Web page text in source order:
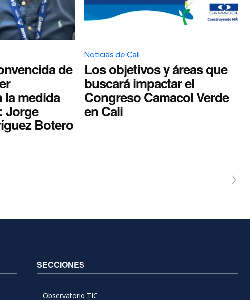
de
la medida
Jorge
Botero
Noticias de Cali
Los objetivos y áreas que
buscará impactar el
Congreso Camacol Verde
en Cali
SECCIONES
Observatorio TIC